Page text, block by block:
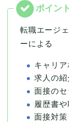
転職エージ
ーによる
キャリア
求人の紹
面接の
履歴書
面接対策